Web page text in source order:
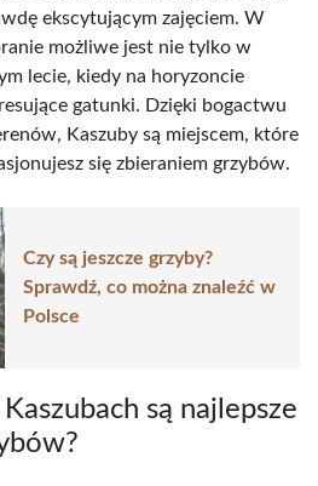
ekscytującym zajęciem. W
możliwe jest nie tylko w
lecie, kiedy na horyzoncie
gatunki. Dzięki bogactwu
Kaszuby są miejscem, które
się zbieraniem grzybów.
Czy są jeszcze grzyby?
Sprawdź, co można znaleźć w
Polsce
są najlepsze